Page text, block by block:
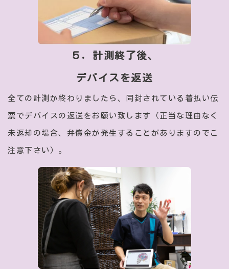
５．計測終了後、
デバイスを返送
全ての計測が終わりましたら、同封されている着払い伝
票でデバイスの返送をお願い致します（正当な理由なく
未返却の場合、弁償金が発生することがありますのでご
注意下さい）。